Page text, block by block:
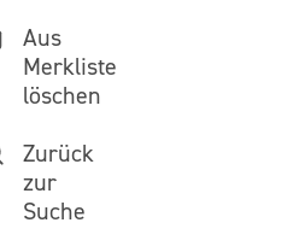
Aus
Merkliste
löschen
Zurück
zur
Suche